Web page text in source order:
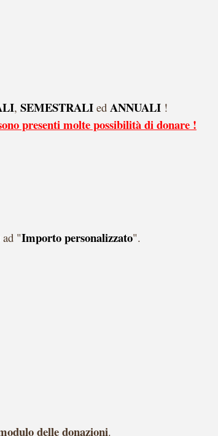
, SEMESTRALI ed ANNUALI !
presenti molte possibilità di donare !
"Importo personalizzato".
delle donazioni.